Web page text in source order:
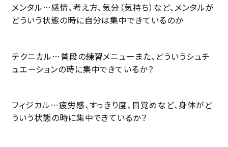
メンタル…感情、考え方、気分（気持ち）など、メンタルが
どういう状態の時に自分は集中できているのか
テクニカル…普段の練習メニューまた、どういうシュチ
ュエーションの時に集中できているか？
フィジカル…疲労感、すっきり度、目覚めなど、身体がど
ういう状態の時に集中できているか？